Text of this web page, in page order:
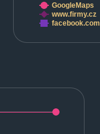
GoogleMaps
www.firmy.cz
facebook.com